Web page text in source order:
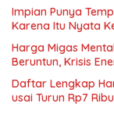
Impian Punya
Karena Itu Nyata
Harga Migas
Beruntun, Krisis
Daftar Lengkap
usai Turun Rp7